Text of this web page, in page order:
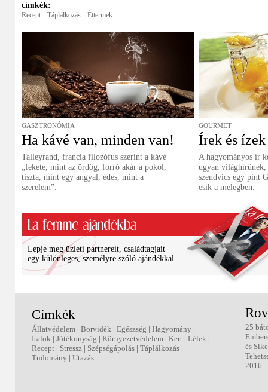
címkék:
Recept Táplálkozás Éttermek
GASZTRONÓMIA
Ha kávé van, minden van!
Talleyrand, francia filozófus szerint a kávé
„fekete, mint az ördög, forró akár a pokol,
tiszta, mint egy angyal, édes, mint a
szerelem”.
GOURMET
Írek és ízek
A hagyományos ír
ugyan világhírűnek,
szendvics egy pint
esik a melegben.
Lepje meg üzleti partnereit, családtagjait
egy különleges, személyre szóló ajándékkal.
Címkék
Állatvédelem | Borvidék | Egészség | Hagyomány |
Italok | Jótékonyság | Környezetvédelem | Kert | Lélek |
Recept | Stressz | Szépségápolás | Táplálkozás |
Tudomány | Utazás
25
és
2016